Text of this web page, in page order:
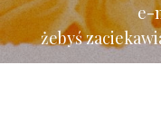
e-
żebyś